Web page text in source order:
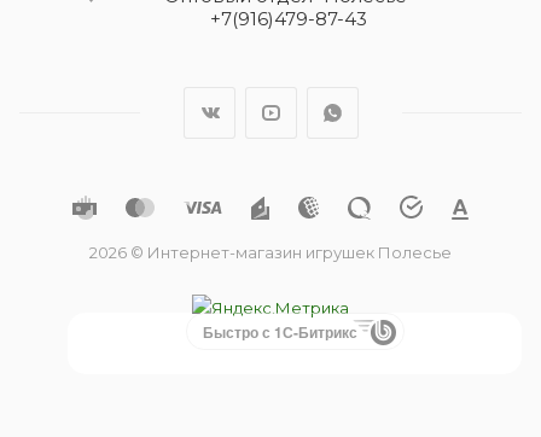
+7(916)479-87-43
2026 © Интернет-магазин игрушек Полесье
Быстро с 1С-Битрикс